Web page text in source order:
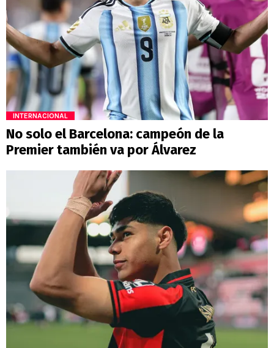
INTERNACIONAL
No solo el Barcelona: campeón de la
Premier también va por Álvarez